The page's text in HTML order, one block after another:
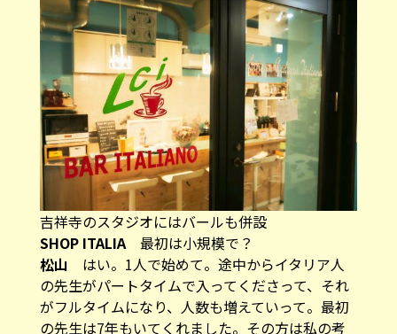
吉祥寺のスタジオにはバールも併設
SHOP ITALIA最初は小規模で？
松山 はい。1人で始めて。途中からイタリア人
の先生がパートタイムで入ってくださって、それ
がフルタイムになり、人数も増えていって。最初
の先生は7年もいてくれました。その方は私の考